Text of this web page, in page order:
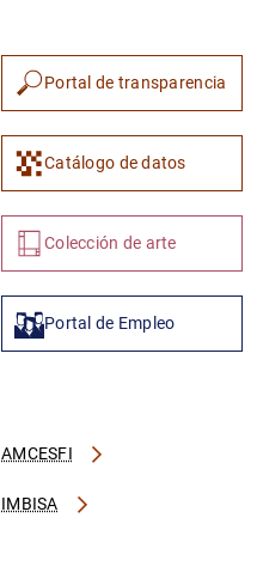
Portal de transparencia
Catálogo de datos
Colección de arte
Portal de Empleo
AMCESFI
IMBISA